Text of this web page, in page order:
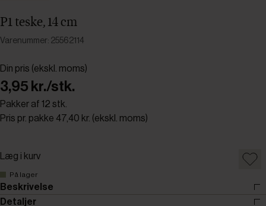
P1 teske, 14 cm
Varenummer: 25562114
Din pris (ekskl. moms)
3,95 kr./stk.
Pakker af 12 stk.
Pris pr. pakke 47,40 kr. (ekskl. moms)
Læg i kurv
På lager
Beskrivelse
Detaljer